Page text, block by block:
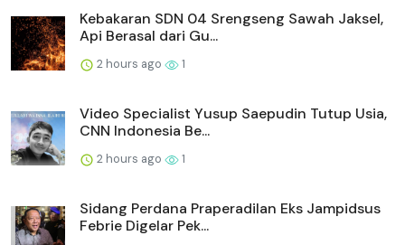
Kebakaran SDN 04 Srengseng Sawah Jaksel,
Api Berasal dari Gu...
2 hours ago 1
Video Specialist Yusup Saepudin Tutup Usia,
CNN Indonesia Be...
2 hours ago 1
Sidang Perdana Praperadilan Eks Jampidsus
Febrie Digelar Pek...